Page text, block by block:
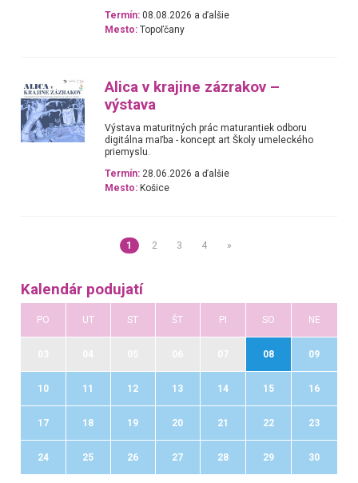
Termín: 08.08.2026 a ďalšie
Mesto: Topoľčany
Alica v krajine zázrakov –
výstava
Výstava maturitných prác maturantiek odboru
digitálna maľba - koncept art Školy umeleckého
priemyslu.
Termín: 28.06.2026 a ďalšie
Mesto: Košice
1 2 3 4 »
Kalendár podujatí
PO UT ST ŠT PI SO NE
08 09
10 11 12 13 14 15 16
17 18 19 20 21 22 23
24 25 26 27 28 29 30